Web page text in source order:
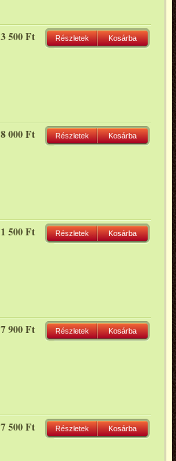
500 Ft Részletek Kosárba
8 000 Ft Részletek Kosárba
1 500 Ft Részletek Kosárba
7 900 Ft Részletek Kosárba
7 500 Ft Részletek Kosárba